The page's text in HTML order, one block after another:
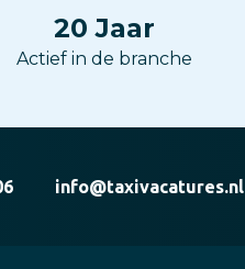
20 Jaar
Actief in de branche
info@taxivacatures.nl